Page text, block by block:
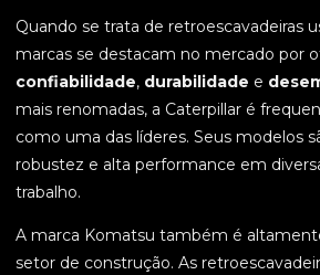
Quando se trata de retroescavadeiras
marcas se destacam no mercado por
confiabilidade, durabilidade e
mais renomadas, a Caterpillar é
como uma das líderes. Seus modelos
robustez e alta performance em
trabalho.
A marca Komatsu também é
setor de construção. As